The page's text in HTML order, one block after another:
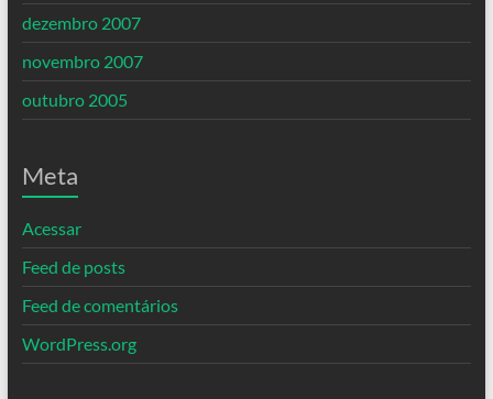
dezembro 2007
novembro 2007
outubro 2005
Meta
Acessar
Feed de posts
Feed de comentários
WordPress.org